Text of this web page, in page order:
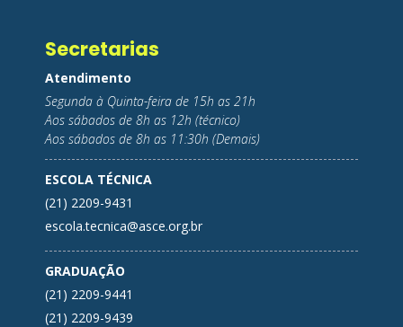
Secretarias
Atendimento
Segunda à Quinta-feira de 15h as 21h
Aos sábados de 8h as 12h (técnico)
Aos sábados de 8h as 11:30h (Demais)
ESCOLA TÉCNICA
(21) 2209-9431
escola.tecnica@asce.org.br
GRADUAÇÃO
(21) 2209-9441
(21) 2209-9439